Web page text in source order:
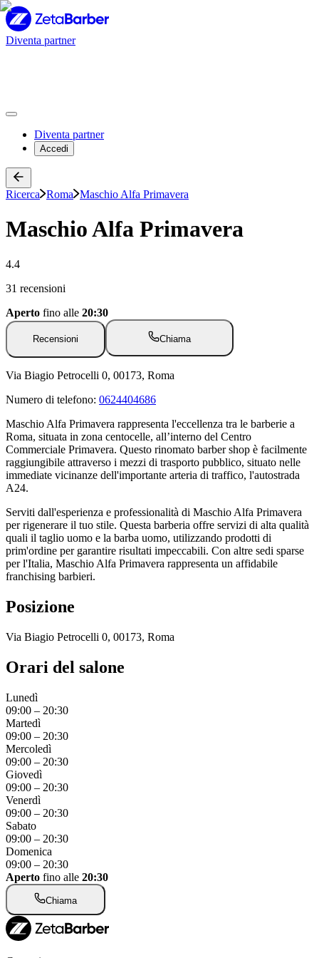
Diventa partner
Diventa partner
Accedi
Ricerca Roma Maschio Alfa Primavera
Maschio Alfa Primavera
4.4
31 recensioni
Aperto fino alle 20:30
Recensioni Chiama
Via Biagio Petrocelli 0, 00173, Roma
Numero di telefono: 0624404686
Maschio Alfa Primavera rappresenta l'eccellenza tra le barberie a
Roma, situata in zona centocelle, all’interno del Centro
Commerciale Primavera. Questo rinomato barber shop è facilmente
raggiungibile attraverso i mezzi di trasporto pubblico, situato nelle
immediate vicinanze dell'importante arteria di traffico, l'autostrada
A24.
Serviti dall'esperienza e professionalità di Maschio Alfa Primavera
per rigenerare il tuo stile. Questa barberia offre servizi di alta qualità
quali il taglio uomo e la barba uomo, utilizzando prodotti di
prim'ordine per garantire risultati impeccabili. Con altre sedi sparse
per l'Italia, Maschio Alfa Primavera rappresenta un affidabile
franchising barbieri.
Posizione
Via Biagio Petrocelli 0, 00173, Roma
Orari del salone
Lunedì
09:00 – 20:30
Martedì
09:00 – 20:30
Mercoledì
09:00 – 20:30
Giovedì
09:00 – 20:30
Venerdì
09:00 – 20:30
Sabato
09:00 – 20:30
Domenica
09:00 – 20:30
Aperto fino alle 20:30
Chiama